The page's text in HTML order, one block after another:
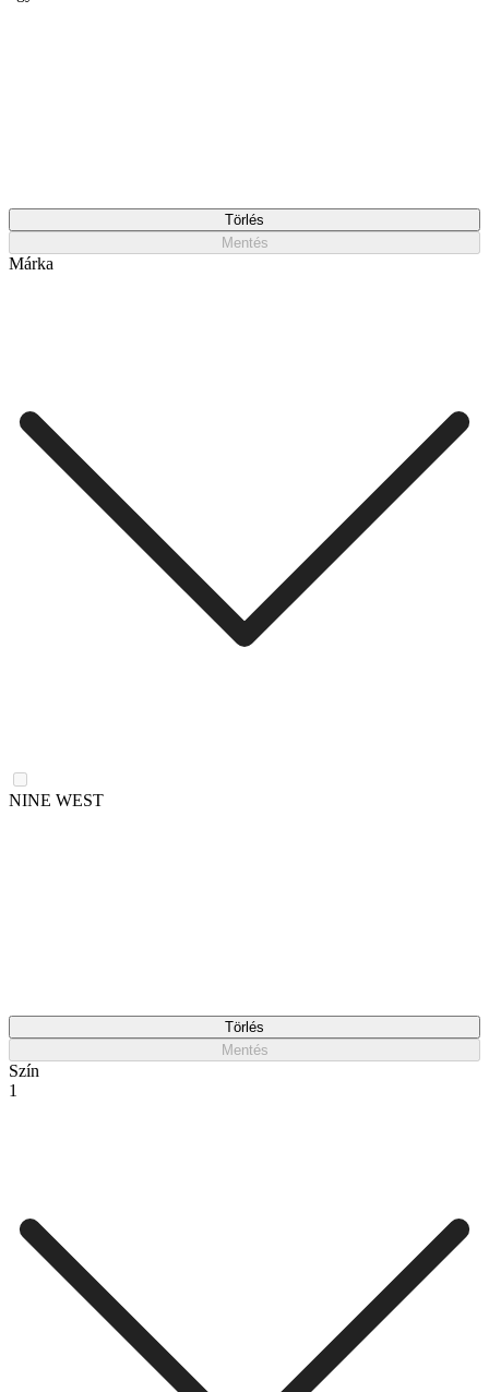
Törlés
Mentés
Márka
NINE WEST
Törlés
Mentés
Szín
1